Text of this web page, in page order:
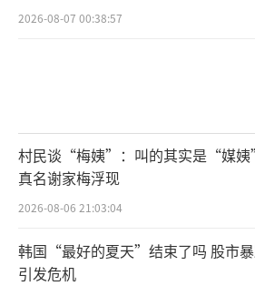
2026-08-07 00:38:57
村民谈“梅姨”：叫的其实是“媒姨”
真名谢家梅浮现
2026-08-06 21:03:04
韩国“最好的夏天”结束了吗 股市
引发危机